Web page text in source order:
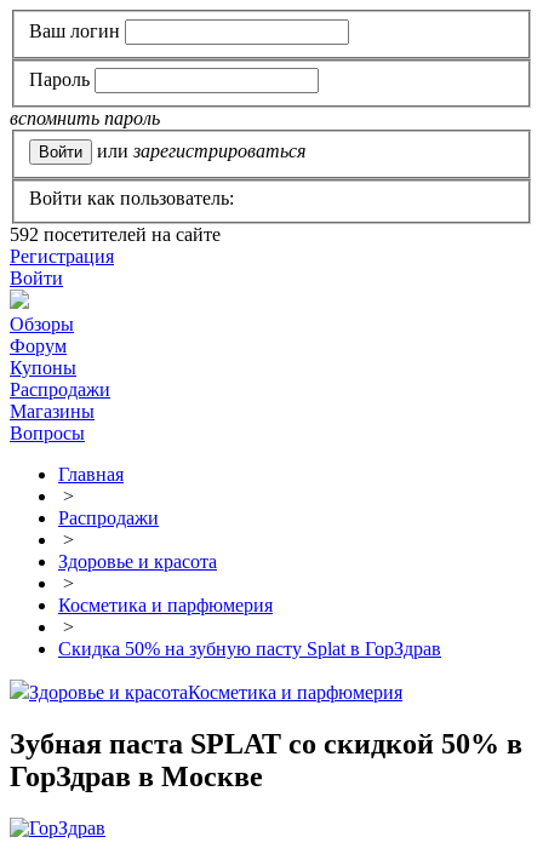
Ваш логин
Пароль
вспомнить пароль
или зарегистрироваться
Войти как пользователь:
592 посетителей на сайте
Регистрация
Войти
Обзоры
Форум
Купоны
Распродажи
Магазины
Вопросы
Главная
>
Распродажи
>
Здоровье и красота
>
Косметика и парфюмерия
>
Скидка 50% на зубную пасту Splat в ГорЗдрав
Здоровье и красотаКосметика и парфюмерия
Зубная паста SPLAT со скидкой 50% в
ГорЗдрав в Москве